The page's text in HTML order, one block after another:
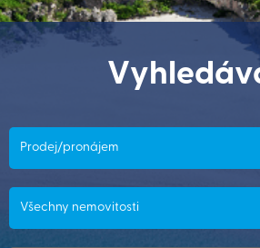
Prodej/pronájem
Všechny nemovitosti